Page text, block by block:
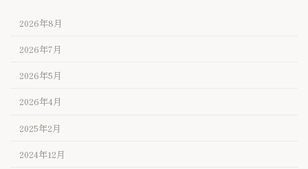
2026年8月
2026年7月
2026年5月
2026年4月
2025年2月
2024年12月